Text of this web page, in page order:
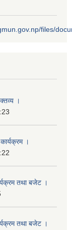
files/
।
।
तथा बजेट ।
तथा बजेट ।